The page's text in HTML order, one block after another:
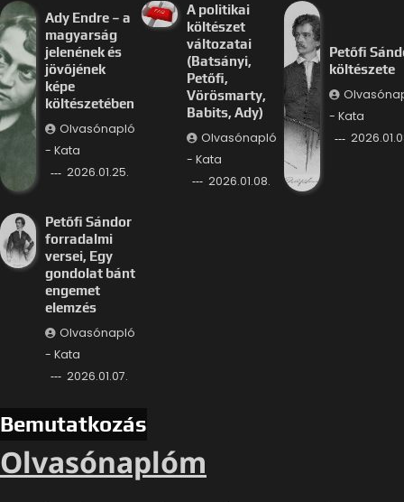
Ady Endre – a
magyarság
jelenének és
jövőjének
képe
költészetében
Olvasónapló
- Kata
2026.01.25.
A politikai
költészet
változatai
(Batsányi,
Petőfi,
Vörösmarty,
Babits, Ady)
Olvasónapló
- Kata
2026.01.08.
Petőfi
költészete
- Kata
Petőfi Sándor
forradalmi
versei, Egy
gondolat bánt
engemet
elemzés
Olvasónapló
- Kata
2026.01.07.
Bemutatkozás
Olvasónaplóm